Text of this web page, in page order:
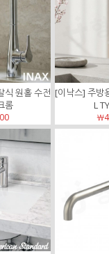
식 원홀 수전
롬
[이낙스] 주방
L
￦